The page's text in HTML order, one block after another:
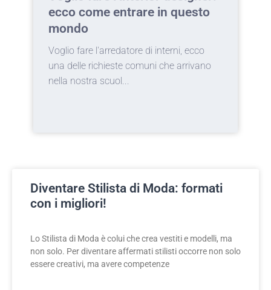
ecco come entrare in questo
mondo
Voglio fare l'arredatore di interni, ecco
una delle richieste comuni che arrivano
nella nostra scuol...
Diventare Stilista di Moda: formati
con i migliori!
Lo Stilista di Moda è colui che crea vestiti e modelli, ma
non solo. Per diventare affermati stilisti occorre non solo
essere creativi, ma avere competenze